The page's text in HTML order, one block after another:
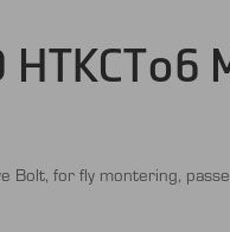
Bolt, for fly montering,